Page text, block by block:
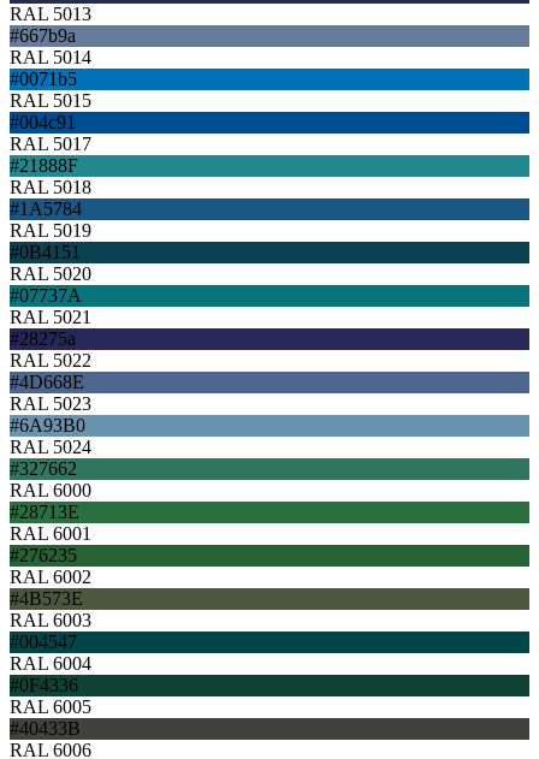
RAL 5013
#667b9a
RAL 5014
#0071b5
RAL 5015
#004c91
RAL 5017
#21888F
RAL 5018
#1A5784
RAL 5019
#0B4151
RAL 5020
#07737A
RAL 5021
#28275a
RAL 5022
#4D668E
RAL 5023
#6A93B0
RAL 5024
#327662
RAL 6000
#28713E
RAL 6001
#276235
RAL 6002
#4B573E
RAL 6003
#004547
RAL 6004
#0F4336
RAL 6005
#40433B
RAL 6006